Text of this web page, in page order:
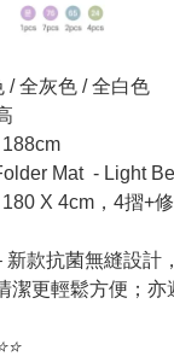
/ 全灰色 / 全白色
Mat - Light
X 4cm，4摺+
新款抗菌無縫設計
潔更輕鬆方便；